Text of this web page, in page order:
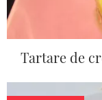
Tartare de